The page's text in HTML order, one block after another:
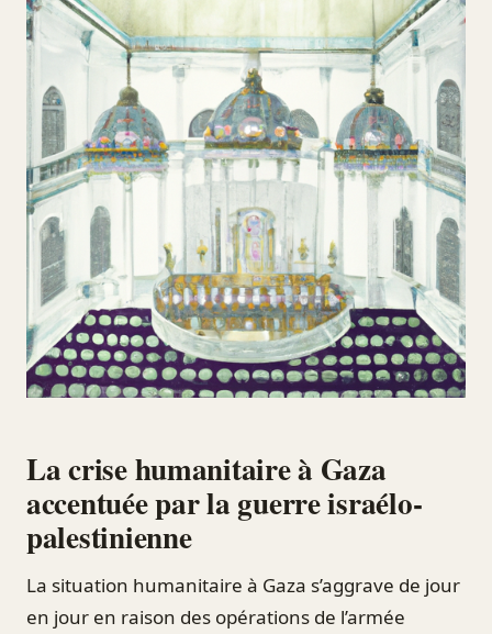
La crise humanitaire à Gaza
accentuée par la guerre israélo-
palestinienne
La situation humanitaire à Gaza s’aggrave de jour
en jour en raison des opérations de l’armée